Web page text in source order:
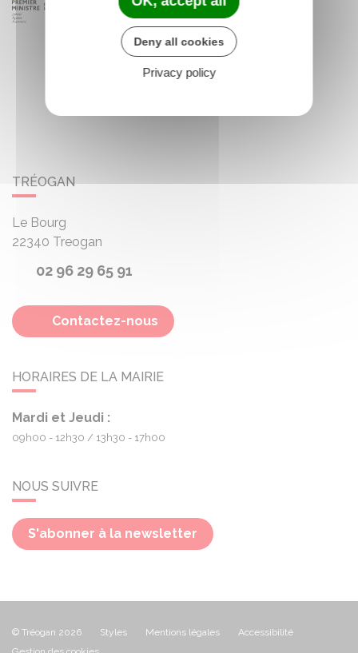
TRÉOGAN
Le Bourg
22340 Treogan
02 96 29 65 91
Contactez-nous
HORAIRES DE LA MAIRIE
Mardi et Jeudi :
09h00 - 12h30 13h30 - 17h00
NOUS SUIVRE
S'abonner à la newsletter
© Tréogan 2026 Styles Mentions légales
Accessibilité
Deny all cookies
Privacy policy